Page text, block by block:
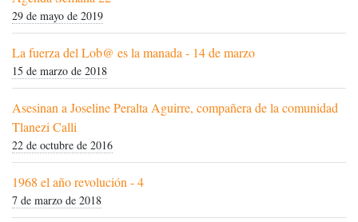
29 de mayo de 2019
La fuerza del Lob@ es la manada - 14 de marzo
15 de marzo de 2018
Asesinan a Joseline Peralta Aguirre, compañera de la comunidad
Tlanezi Calli
22 de octubre de 2016
1968 el año revolución - 4
7 de marzo de 2018